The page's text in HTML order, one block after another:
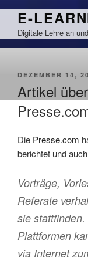
Zum
springen
E-
Digitale Lehre an
DEZEMBER 14,
Artikel
Die Presse.com
berichtet und
Vorträge,
Referate
sie
Plattformen
via Internet